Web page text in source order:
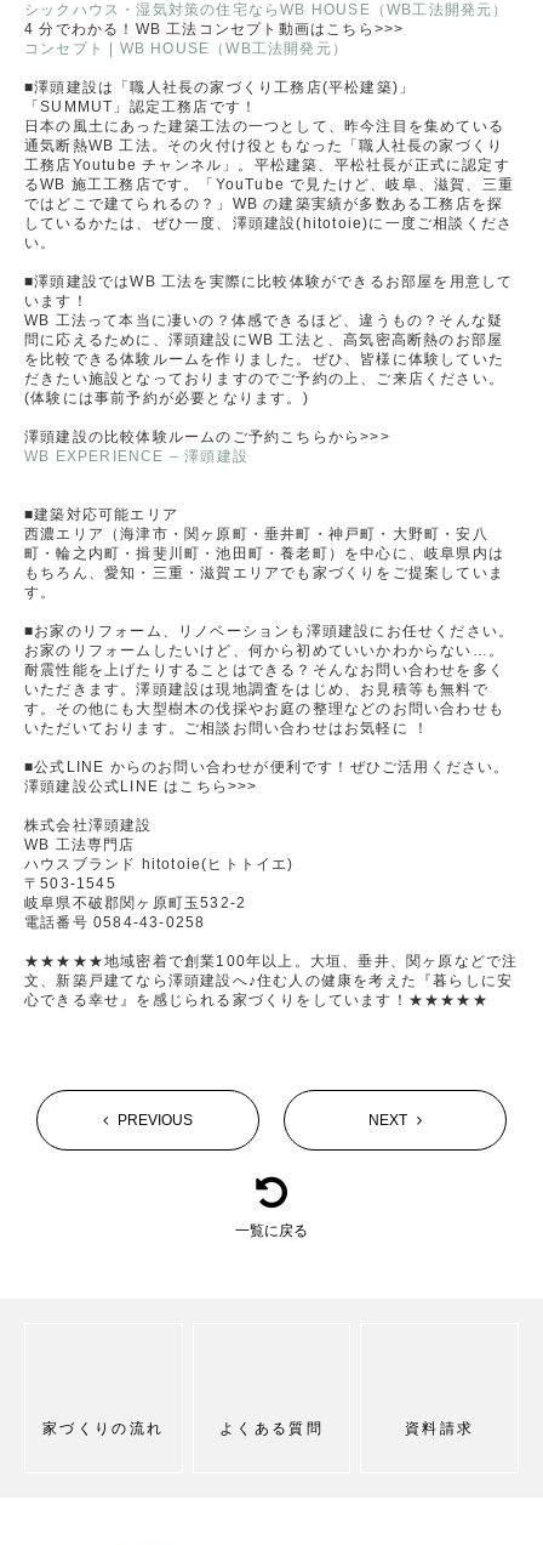
シックハウス・湿気対策の住宅ならWB HOUSE（WB工法開発元）
4 分でわかる！WB 工法コンセプト動画はこちら>>>
コンセプト | WB HOUSE（WB工法開発元）
■澤頭建設は「職人社⾧の家づくり工務店(平松建築)」
「SUMMUT」認定工務店です！
日本の風土にあった建築工法の一つとして、昨今注目を集めている
通気断熱WB 工法。その火付け役ともなった「職人社⾧の家づくり
工務店Youtube チャンネル」。平松建築、平松社⾧が正式に認定す
るWB 施工工務店です。「YouTube で見たけど、岐阜、滋賀、三重
ではどこで建てられるの？」WB の建築実績が多数ある工務店を探
しているかたは、ぜひ一度、澤頭建設(hitotoie)に一度ご相談くださ
い。
■澤頭建設ではWB 工法を実際に比較体験ができるお部屋を用意して
います！
WB 工法って本当に凄いの？体感できるほど、違うもの？そんな疑
問に応えるために、澤頭建設にWB 工法と、高気密高断熱のお部屋
を比較できる体験ルームを作りました。ぜひ、皆様に体験していた
だきたい施設となっておりますのでご予約の上、ご来店ください。
(体験には事前予約が必要となります。)
澤頭建設の比較体験ルームのご予約こちらから>>>
WB EXPERIENCE – 澤頭建設
■建築対応可能エリア
西濃エリア（海津市・関ヶ原町・垂井町・神戸町・大野町・安八
町・輪之内町・揖斐川町・池田町・養老町）を中心に、岐阜県内は
もちろん、愛知・三重・滋賀エリアでも家づくりをご提案していま
す。
■お家のリフォーム、リノベーションも澤頭建設にお任せください。
お家のリフォームしたいけど、何から初めていいかわからない…。
耐震性能を上げたりすることはできる？そんなお問い合わせを多く
いただきます。澤頭建設は現地調査をはじめ、お見積等も無料で
す。その他にも大型樹木の伐採やお庭の整理などのお問い合わせも
いただいております。ご相談お問い合わせはお気軽に ！
■公式LINE からのお問い合わせが便利です！ぜひご活用ください。
澤頭建設公式LINE はこちら>>>
株式会社澤頭建設
WB 工法専門店
ハウスブランド hitotoie(ヒトトイエ)
〒503-1545
岐阜県不破郡関ヶ原町玉532-2
電話番号 0584-43-0258
★★★★★地域密着で創業100年以上。大垣、垂井、関ヶ原などで注
文、新築戸建てなら澤頭建設へ♪住む人の健康を考えた『暮らしに安
心できる幸せ』を感じられる家づくりをしています！★★★★★
PREVIOUS
一覧に戻る
NEXT
家づくりの流れ よくある質問 資料請求